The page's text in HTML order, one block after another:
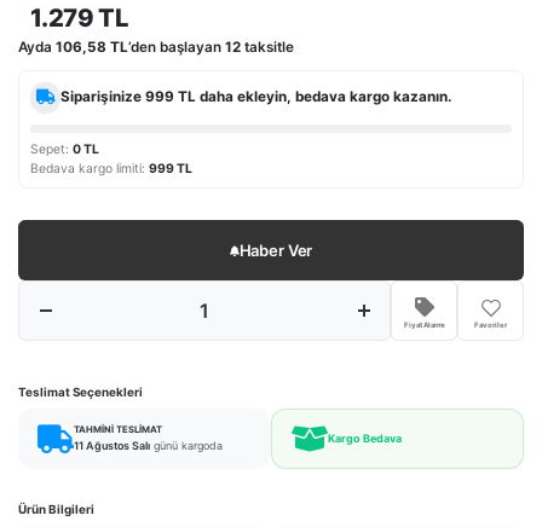
1.279 TL
Ayda 106,58 TL’den başlayan 12 taksitle
Siparişinize999 TL daha ekleyin, bedava kargo kazanın.
Sepet: 0 TL
Bedava kargo limiti: 999 TL
Haber Ver
Fiyat Alarmı Favoriler
Teslimat Seçenekleri
TAHMINI TESLIMAT
11 Ağustos Salı günü kargoda
Kargo Bedava
Ürün Bilgileri